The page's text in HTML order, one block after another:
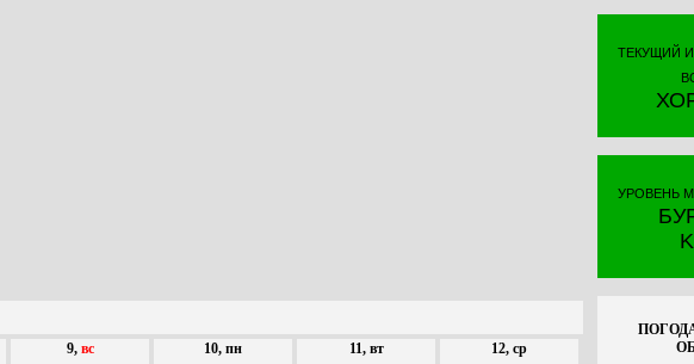
9, вс 10, пн 11, вт 12, ср
ТЕКУЩИЙ
УРОВЕНЬ